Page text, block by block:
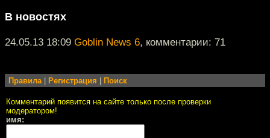
В новостях
24.05.13 18:09 Goblin News 6, комментарии: 71
Правила| Регистрация Поиск
Комментарий появится на сайте только после проверки
модератором!
имя: